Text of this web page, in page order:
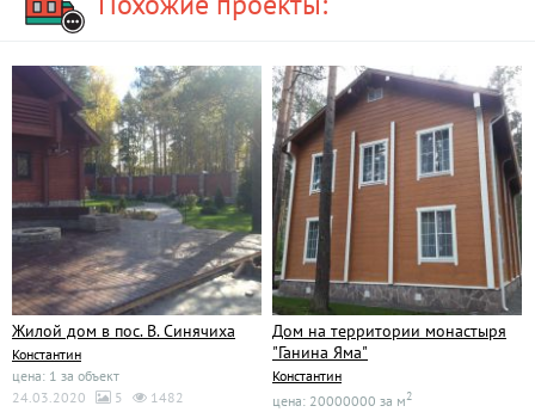
Жилой дом в пос. В. Синячиха
Константин
цена: 1 за объект
24.03.2020
5 1482
Дом на территории монастыря
"Ганина Яма"
Константин
цена: 20000000 за м2